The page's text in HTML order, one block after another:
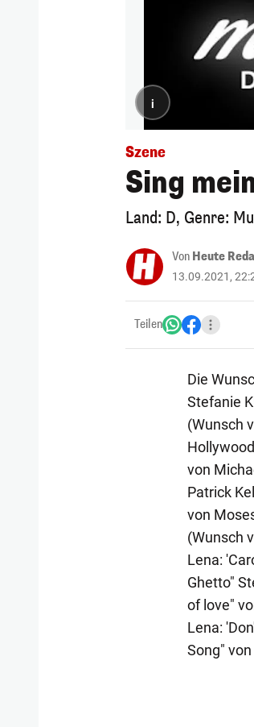
i
Szene
Sing
Land: D, Genre:
Von Heute
13.09.2021,
Teilen
Die
Stefanie
(Wunsch
von
Patrick
von
(Wunsch
Lena:
Ghetto"
of love"
Lena:
Song"